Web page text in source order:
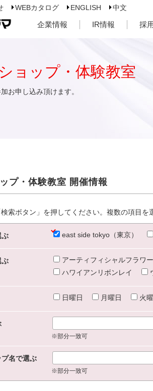
WEBカタログ ENGLISH 中文
企業情報 IR情報 採
ョップ・体験教室
お申し込み頂けます。
プ・体験教室 開催情報
索ボタン」を押してください。複数の項目を
ぶ east side tokyo（東京）
ぶ アーティフィシャルフラワー
ハワイアンリボンレイ
日曜日 月曜日 火
※部分一致可
名で選ぶ
※部分一致可